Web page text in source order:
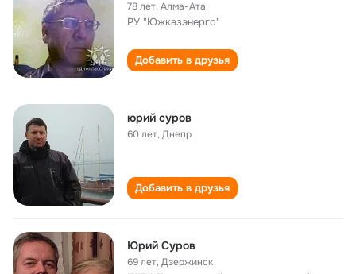
78 лет,Алма-Ата
РУ "Южказэнерго"
Добавить в друзья
юрий суров
60 лет,Днепр
Добавить в друзья
Юрий Суров
69 лет,Дзержинск